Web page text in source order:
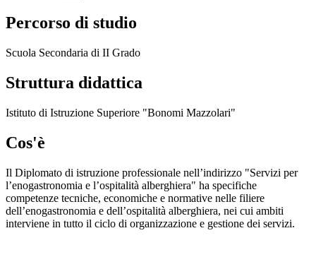
Percorso di studio
Scuola Secondaria di II Grado
Struttura didattica
Istituto di Istruzione Superiore "Bonomi Mazzolari"
Cos'è
Il Diplomato di istruzione professionale nell’indirizzo "Servizi per
l’enogastronomia e l’ospitalità alberghiera" ha specifiche
competenze tecniche, economiche e normative nelle filiere
dell’enogastronomia e dell’ospitalità alberghiera, nei cui ambiti
interviene in tutto il ciclo di organizzazione e gestione dei servizi.